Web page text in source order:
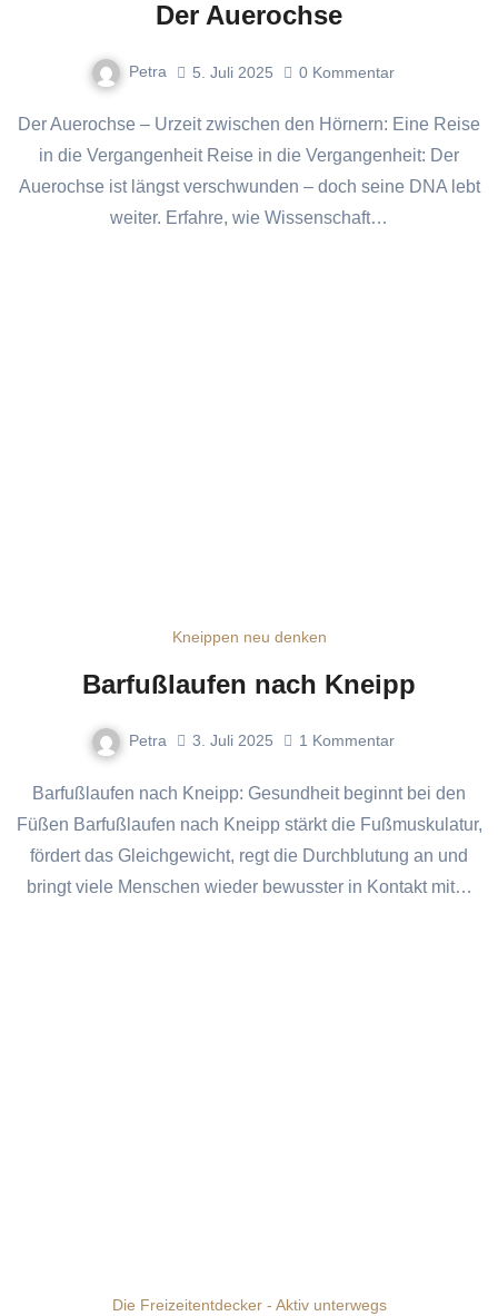
Der Auerochse
Petra 5. Juli 2025 0 Kommentar
Der Auerochse – Urzeit zwischen den Hörnern: Eine Reise
in die Vergangenheit Reise in die Vergangenheit: Der
Auerochse ist längst verschwunden – doch seine DNA lebt
weiter. Erfahre, wie Wissenschaft…
Kneippen neu denken
Barfußlaufen nach Kneipp
Petra 3. Juli 2025 1 Kommentar
Barfußlaufen nach Kneipp: Gesundheit beginnt bei den
Füßen Barfußlaufen nach Kneipp stärkt die Fußmuskulatur,
fördert das Gleichgewicht, regt die Durchblutung an und
bringt viele Menschen wieder bewusster in Kontakt mit…
Die Freizeitentdecker - Aktiv unterwegs